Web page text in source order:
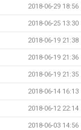
2018-06-29 18:56
2018-06-25 13:30
2018-06-19 21:38
2018-06-19 21:36
2018-06-19 21:35
2018-06-14 16:13
2018-06-12 22:14
2018-06-03 14:56